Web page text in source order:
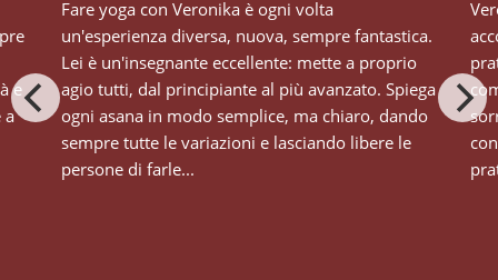
Fare yoga con Veronika è ogni volta
un'esperienza diversa, nuova, sempre fantastica.
Lei è un'insegnante eccellente: mette a proprio
agio tutti, dal principiante al più avanzato. Spiega
ogni asana in modo semplice, ma chiaro, dando
sempre tutte le variazioni e lasciando libere le
persone di farle...
e
a